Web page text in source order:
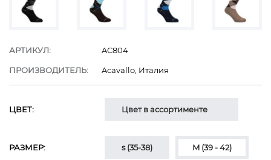
АРТИКУЛ: AC804
ПРОИЗВОДИТЕЛЬ: Acavallo, Италия
ЦВЕТ: Цвет в ассортименте
РАЗМЕР: s (35-38) M (39 - 42)